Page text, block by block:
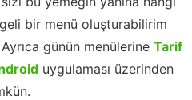
bir menü oluşturabilirim
günün menülerine Tarif
uygulaması üzerinden